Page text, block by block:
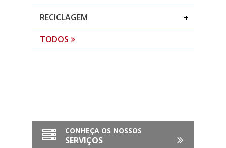
RECICLAGEM
TODOS
CONHEÇA OS NOSSOS
SERVIÇOS